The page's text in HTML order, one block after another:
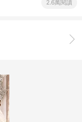
2.6萬閱讀